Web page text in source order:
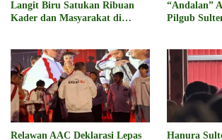
Langit Biru Satukan Ribuan
Kader dan Masyarakat di
“Andalan”
Pilgub
Relawan AAC Deklarasi Lepas
Hanura